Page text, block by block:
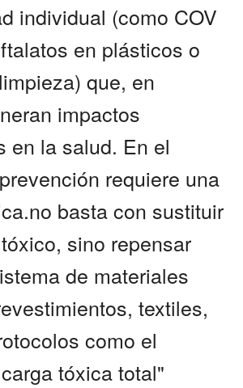
individual (como COV
en plásticos o
que, en
impactos
en la salud. En el
requiere una
basta con sustituir
sino repensar
de materiales
textiles,
como el
tóxica total"